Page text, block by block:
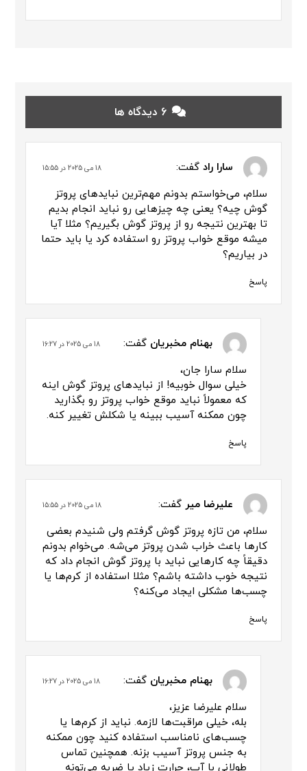
6 دیدگاه ها
سارا راد گفت: 18 می 2025 در 15:55
سلام، می‌خواستم بدونم مهم‌ترین نبایدهای پروتز
گوش چیه؟ یعنی چه چیزهایی رو نباید انجام بدیم
تا بهترین نتیجه رو از پروتز گوش بگیریم؟ مثلا آیا
میشه موقع خواب پروتز رو استفاده کرد یا باید حتما
در بیاریم؟
پاسخ
بهنام مخبریان گفت: 18 می 2025 در 16:27
سلام سارا جان،
خیلی سوال خوبیه! از نبایدهای پروتز گوش اینه
که معمولاً نباید موقع خواب پروتز رو بگذارید
چون ممکنه آسیب ببینه یا شکلش تغییر کنه.
پاسخ
علیرضا میر گفت: 18 می 2025 در 15:55
سلام، من تازه پروتز گوش گرفتم ولی شنیدم بعضی
کارها باعث خراب شدن پروتز می‌شه. می‌خوام بدونم
دقیقاً چه کارهایی نباید با پروتز گوش انجام داد که
نتیجه خوب داشته باشم؟ مثلا استفاده از کرم‌ها یا
چسب‌ها مشکلی ایجاد می‌کنه؟
پاسخ
بهنام مخبریان گفت: 18 می 2025 در 16:27
سلام علیرضا عزیز،
بله، خیلی مراقبت‌ها لازمه. نباید از کرم‌ها یا
چسب‌های نامناسب استفاده کنید چون ممکنه
به جنس پروتز آسیب بزنه. همچنین تماس
طولانی با آب، حرارت زیاد یا ضربه می‌تونه